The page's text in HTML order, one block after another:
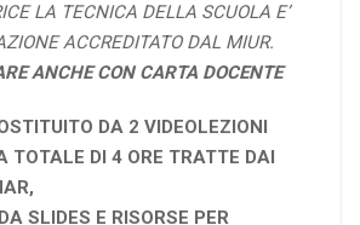
LA TECNICA DELLA SCUOLA E’
ACCREDITATO DAL MIUR.
ANCHE CON CARTA DOCENTE
DA 2 VIDEOLEZIONI
TOTALE DI 4 ORE TRATTE DAI
SLIDES E RISORSE PER